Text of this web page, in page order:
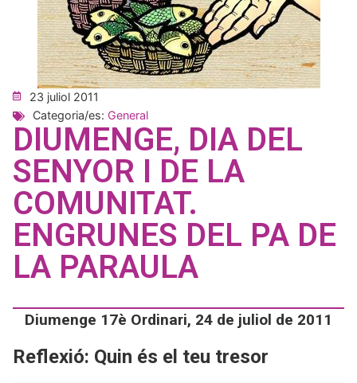
23 juliol 2011
Categoria/es: General
DIUMENGE, DIA DEL
SENYOR I DE LA
COMUNITAT.
ENGRUNES DEL PA DE
LA PARAULA
Diumenge 17è Ordinari, 24 de juliol de 2011
Reflexió: Quin és el teu tresor